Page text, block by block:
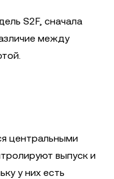
S2F, сначала
между
центральными
выпуск и
у них есть